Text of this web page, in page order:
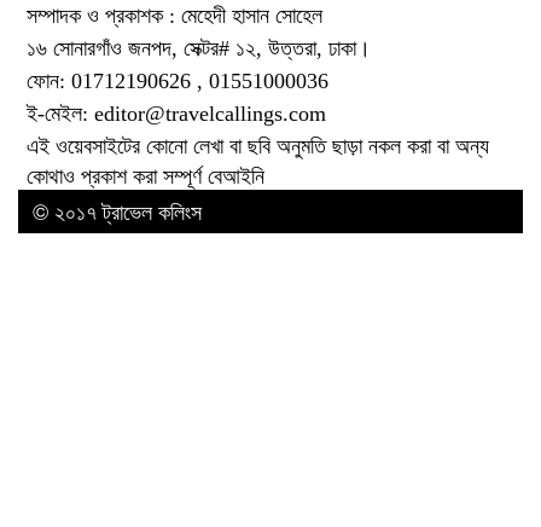
সম্পাদক ও প্রকাশক : মেহেদী হাসান সোহেল
১৬ সোনারগাঁও জনপদ, সেক্টর# ১২, উত্তরা, ঢাকা।
ফোন: 01712190626 , 01551000036
ই-মেইল: editor@travelcallings.com
এই ওয়েবসাইটের কোনো লেখা বা ছবি অনুমতি ছাড়া নকল করা বা অন্য
কোথাও প্রকাশ করা সম্পূর্ণ বেআইনি
© ২০১৭ ট্রাভেল কলিংস